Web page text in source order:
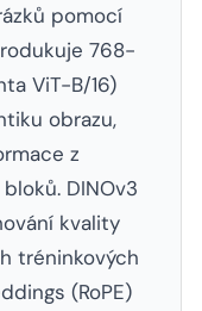
pomocí
768-
ViT-B/16)
obrazu,
z
DINOv3
kvality
tréninkových
(RoPE)